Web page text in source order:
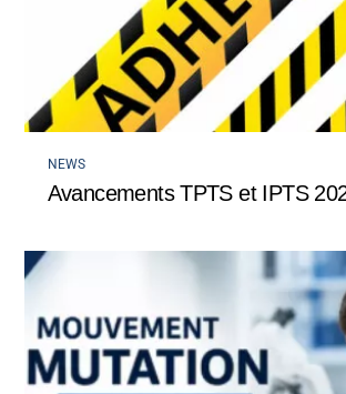
NEWS
Avancements TPTS et IPTS